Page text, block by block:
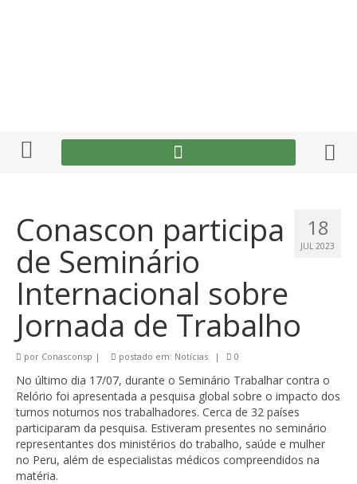
18
JUL 2023
Conascon participa
de Seminário
Internacional sobre
Jornada de Trabalho
por Conasconsp | postado em: Notícias | 0
No último dia 17/07, durante o Seminário Trabalhar contra o
Relório foi apresentada a pesquisa global sobre o impacto dos
turnos noturnos nos trabalhadores. Cerca de 32 países
participaram da pesquisa. Estiveram presentes no seminário
representantes dos ministérios do trabalho, saúde e mulher
no Peru, além de especialistas médicos compreendidos na
matéria.